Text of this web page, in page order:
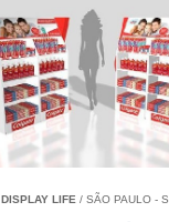
DISPLAY LIFE / SÃO PAULO -